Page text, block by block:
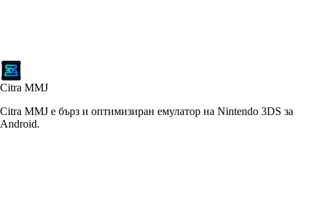
Citra MMJ
Citra MMJ е бърз и оптимизиран емулатор на Nintendo 3DS за
Android.